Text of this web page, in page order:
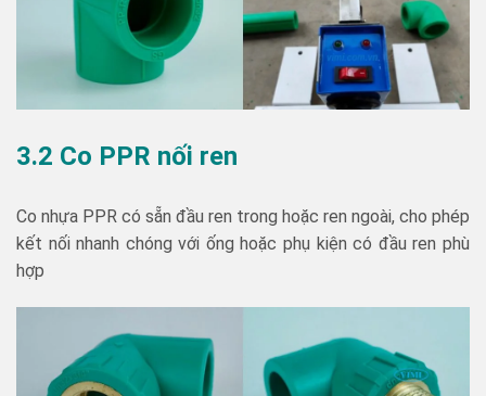
3.2 Co PPR nối ren
Co nhựa PPR có sẵn đầu ren trong hoặc ren ngoài, cho phép
kết nối nhanh chóng với ống hoặc phụ kiện có đầu ren phù
hợp